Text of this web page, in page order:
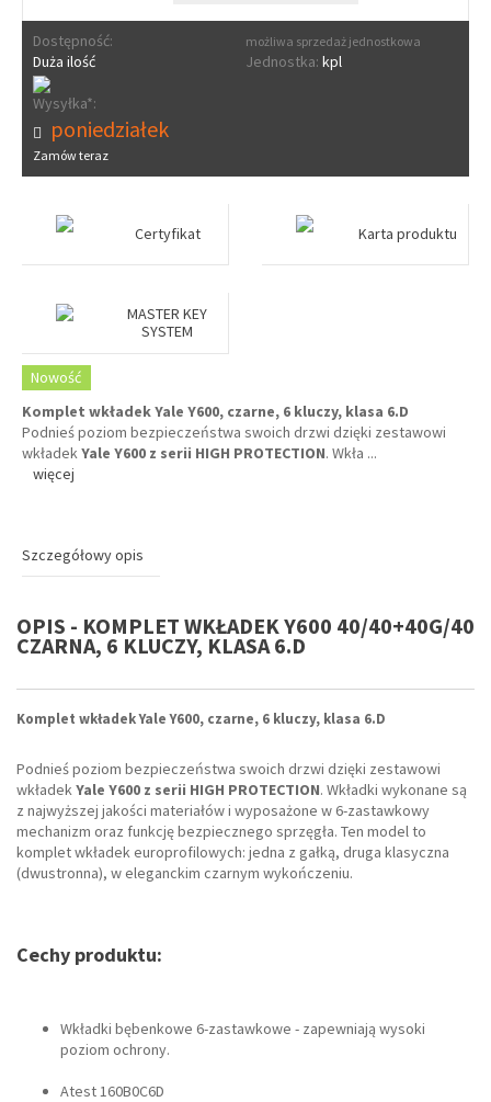
Dostępność:
Duża ilość
możliwa sprzedaż jednostkowa
Jednostka: kpl
Wysyłka*:
poniedziałek
Zamów teraz
Certyfikat Karta produktu
MASTER KEY
SYSTEM
Nowość
Komplet wkładek Yale Y600, czarne, 6 kluczy, klasa 6.D
Podnieś poziom bezpieczeństwa swoich drzwi dzięki zestawowi
wkładekYale Y600 z serii HIGH PROTECTION. Wkła ...
więcej
Szczegółowy opis
OPIS - KOMPLET WKŁADEK Y600 40/40+40G/40
CZARNA, 6 KLUCZY, KLASA 6.D
Komplet wkładek Yale Y600, czarne, 6 kluczy, klasa 6.D
Podnieś poziom bezpieczeństwa swoich drzwi dzięki zestawowi
wkładekYale Y600 z serii HIGH PROTECTION. Wkładki wykonane są
z najwyższej jakości materiałów i wyposażone w 6-zastawkowy
mechanizm oraz funkcję bezpiecznego sprzęgła. Ten model to
komplet wkładek europrofilowych: jedna z gałką, druga klasyczna
(dwustronna), w eleganckim czarnym wykończeniu.
Cechy produktu:
Wkładki bębenkowe 6-zastawkowe - zapewniają wysoki
poziom ochrony.
Atest 160B0C6D